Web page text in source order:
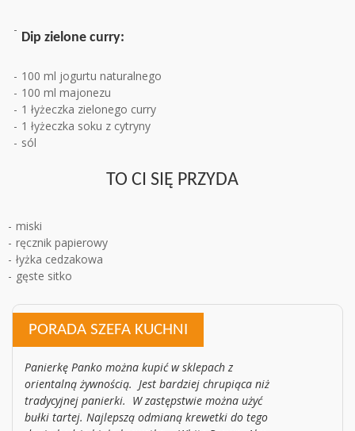
Dip zielone curry:
100 ml jogurtu naturalnego
100 ml majonezu
1 łyżeczka zielonego curry
1 łyżeczka soku z cytryny
sól
TO CI SIĘ PRZYDA
miski
ręcznik papierowy
łyżka cedzakowa
gęste sitko
PORADA SZEFA KUCHNI
Panierkę Panko można kupić w sklepach z
orientalną żywnością. Jest bardziej chrupiąca niż
tradycyjnej panierki. W zastępstwie można użyć
bułki tartej. Najlepszą odmianą krewetki do tego